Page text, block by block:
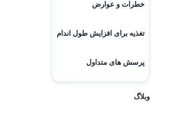
خطرات و عوارض
تغذیه برای افزایش طول اندام
پرسش های متداول
وبلاگ